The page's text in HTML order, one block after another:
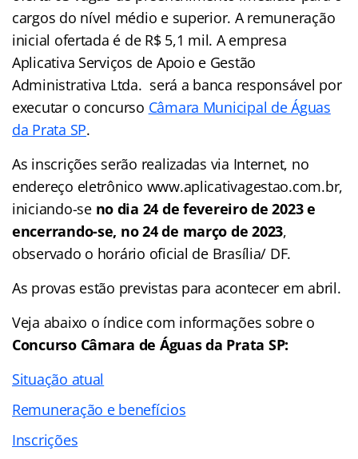
cargos do nível médio e superior. A remuneração
inicial ofertada é de R$ 5,1 mil. A empresa
Aplicativa Serviços de Apoio e Gestão
Administrativa Ltda. será a banca responsável por
executar o concurso Câmara Municipal de Águas
da Prata SP.
As inscrições serão realizadas via Internet, no
endereço eletrônico www.aplicativagestao.com.br,
iniciando-se no dia 24 de fevereiro de 2023 e
encerrando-se, no 24 de março de 2023,
observado o horário oficial de Brasília/ DF.
As provas estão previstas para acontecer em abril.
Veja abaixo o índicecom informações sobre o
Concurso Câmara de Águas da Prata SP:
Situação atual
Remuneração e benefícios
Inscrições